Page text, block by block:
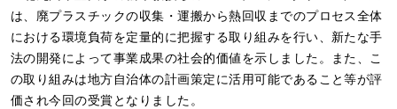
は、廃プラスチックの収集・運搬から熱回収までのプロセス全体
における環境負荷を定量的に把握する取り組みを行い、新たな手
法の開発によって事業成果の社会的価値を示しました。また、こ
の取り組みは地方自治体の計画策定に活用可能であること等が評
価され今回の受賞となりました。